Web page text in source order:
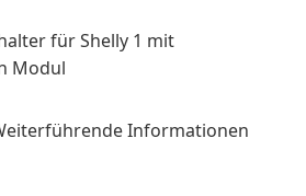
für Shelly 1 mit
Modul
Informationen